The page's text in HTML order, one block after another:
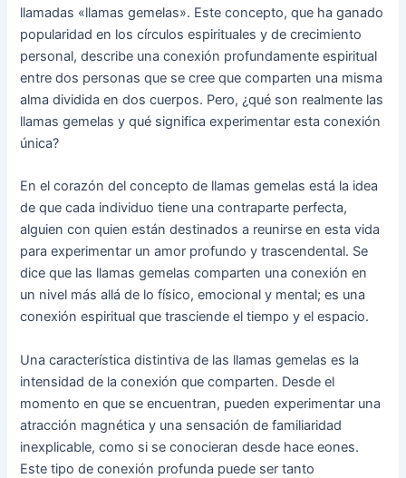
llamadas «llamas gemelas». Este concepto, que ha ganado
popularidad en los círculos espirituales y de crecimiento
personal, describe una conexión profundamente espiritual
entre dos personas que se cree que comparten una misma
alma dividida en dos cuerpos. Pero, ¿qué son realmente las
llamas gemelas y qué significa experimentar esta conexión
única?
En el corazón del concepto de llamas gemelas está la idea
de que cada individuo tiene una contraparte perfecta,
alguien con quien están destinados a reunirse en esta vida
para experimentar un amor profundo y trascendental. Se
dice que las llamas gemelas comparten una conexión en
un nivel más allá de lo físico, emocional y mental; es una
conexión espiritual que trasciende el tiempo y el espacio.
Una característica distintiva de las llamas gemelas es la
intensidad de la conexión que comparten. Desde el
momento en que se encuentran, pueden experimentar una
atracción magnética y una sensación de familiaridad
inexplicable, como si se conocieran desde hace eones.
Este tipo de conexión profunda puede ser tanto